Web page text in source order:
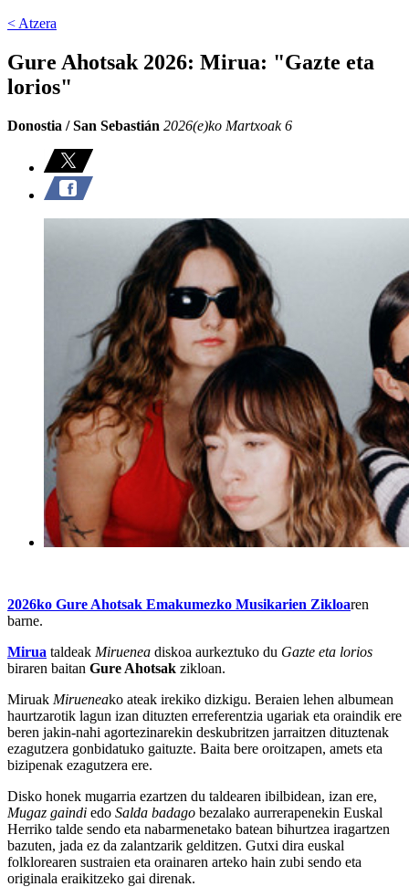
< Atzera
Gure Ahotsak 2026: Mirua: "Gazte eta
lorios"
Donostia / San Sebastián 2026(e)ko Martxoak 6
2026ko Gure Ahotsak Emakumezko Musikarien Zikloaren
barne.
Mirua taldeak Miruenea diskoa aurkeztuko du Gazte eta lorios
biraren baitan Gure Ahotsak zikloan.
Miruak Mirueneako ateak irekiko dizkigu. Beraien lehen albumean
haurtzarotik lagun izan dituzten erreferentzia ugariak eta oraindik ere
beren jakin-nahi agortezinarekin deskubritzen jarraitzen dituztenak
ezagutzera gonbidatuko gaituzte. Baita bere oroitzapen, amets eta
bizipenak ezagutzera ere.
Disko honek mugarria ezartzen du taldearen ibilbidean, izan ere,
Mugaz gaindi edo Salda badago bezalako aurrerapenekin Euskal
Herriko talde sendo eta nabarmenetako batean bihurtzea iragartzen
bazuten, jada ez da zalantzarik gelditzen. Gutxi dira euskal
folklorearen sustraien eta orainaren arteko hain zubi sendo eta
originala eraikitzeko gai direnak.